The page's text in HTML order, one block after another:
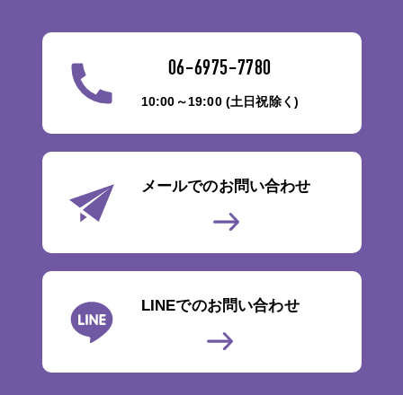
06-6975-7780
10:00～19:00 (土日祝除く)
メールでのお問い合わせ
LINEでのお問い合わせ